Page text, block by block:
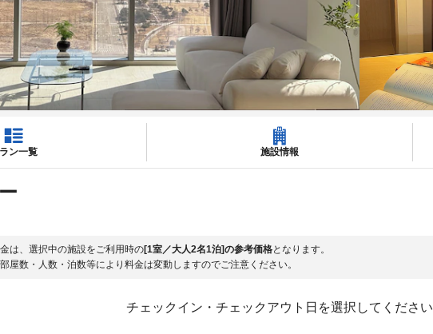
ン一覧 施設情報
は、選択中の施設をご利用時の[1室／大人2名1泊]の参考価格となります。
屋数・人数・泊数等により料金は変動しますのでご注意ください。
チェックイン・チェックアウト日を選択してください